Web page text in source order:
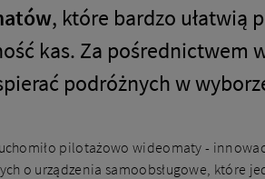
, które bardzo ułatwią
kas. Za pośrednictwem
podróżnych w
pilotażowo wideomaty -
o urządzenia samoobsługowe, które